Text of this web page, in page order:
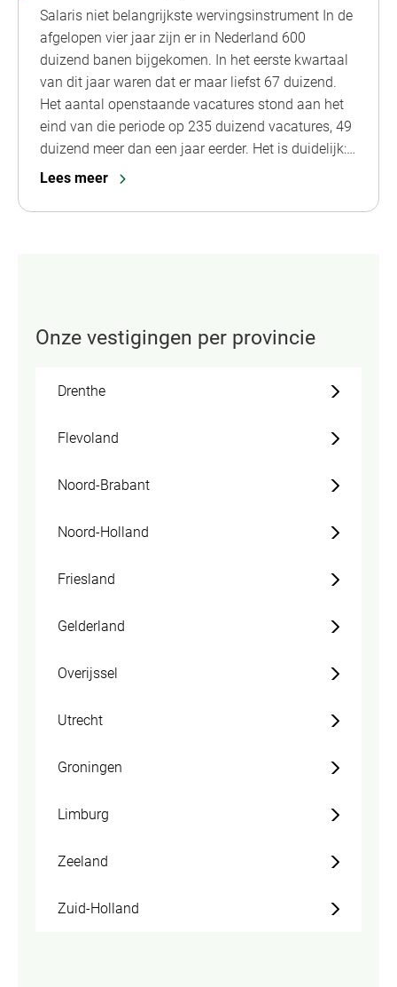
Salaris niet belangrijkste wervingsinstrument In de
afgelopen vier jaar zijn er in Nederland 600
duizend banen bijgekomen. In het eerste kwartaal
van dit jaar waren dat er maar liefst 67 duizend.
Het aantal openstaande vacatures stond aan het
eind van die periode op 235 duizend vacatures, 49
duizend meer dan een jaar eerder. Het is duidelijk:…
Lees meer
Onze vestigingen per provincie
Drenthe
Flevoland
Noord-Brabant
Noord-Holland
Friesland
Gelderland
Overijssel
Utrecht
Groningen
Limburg
Zeeland
Zuid-Holland